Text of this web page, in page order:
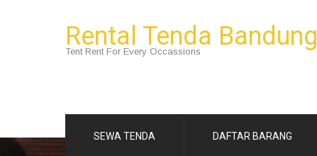
Rental Tenda Bandung
Tent Rent For Every Occassions
SEWA TENDA DAFTAR BARANG